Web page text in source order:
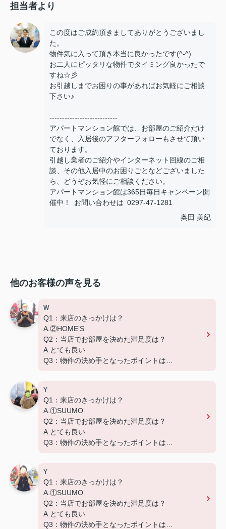
担当者より
この度はご成約頂きましてありがとうございまし
た。
物件気に入って頂き本当に良かったです(^-^)
お二人にピッタリな物件でタイミング良かったで
すね☆彡
お引越しまでお困りの事があればお気軽にご相談
下さい♪
---------------------------
アパートマンション館では、お部屋のご紹介だけ
でなく、入居後のアフターフォローもさせて頂い
ております。
引越し業者のご紹介やインターネット回線のご相
談、その他入居中のお困りごとなどございました
ら、どうぞお気軽にご相談ください。
アパートマンション館は365日毎日キャンペーン開
催中！ お問い合わせは 0297-47-1281
奥田 美紀
他のお客様の声を見る
W
Q1：来店のきっかけは？
A.②HOME’S
Q2：当店でお部屋を決めた満足度は？
A.とても良い
Q3：物件の決め手となったポイントは？
Y
Q1：来店のきっかけは？
A.①SUUMO
Q2：当店でお部屋を決めた満足度は？
A.とても良い
Q3：物件の決め手となったポイントは？
Y
Q1：来店のきっかけは？
A.①SUUMO
Q2：当店でお部屋を決めた満足度は？
A.とても良い
Q3：物件の決め手となったポイントは？